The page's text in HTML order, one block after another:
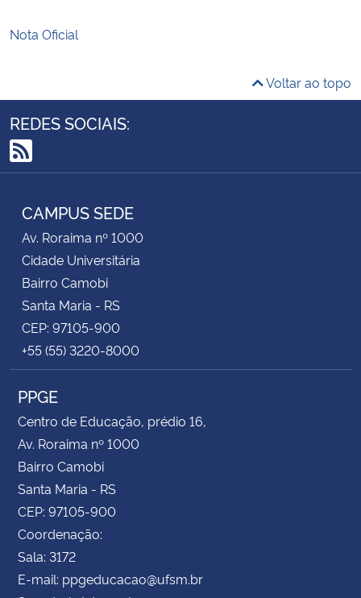
Nota Oficial
Voltar ao topo
REDES SOCIAIS:
RSS
CAMPUS SEDE
Av. Roraima nº 1000
Cidade Universitária
Bairro Camobi
Santa Maria - RS
CEP: 97105-900
+55 (55) 3220-8000
PPGE
Centro de Educação, prédio 16,
Av. Roraima nº 1000
Bairro Camobi
Santa Maria - RS
CEP: 97105-900
Coordenação:
Sala: 3172
E-mail: ppgeducacao@ufsm.br